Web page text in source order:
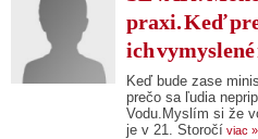
praxi. Keď
ich vymyslené
Keď bude zase
prečo sa ľudia
Vodu.Myslím si že
je v 21. Storočí viac »